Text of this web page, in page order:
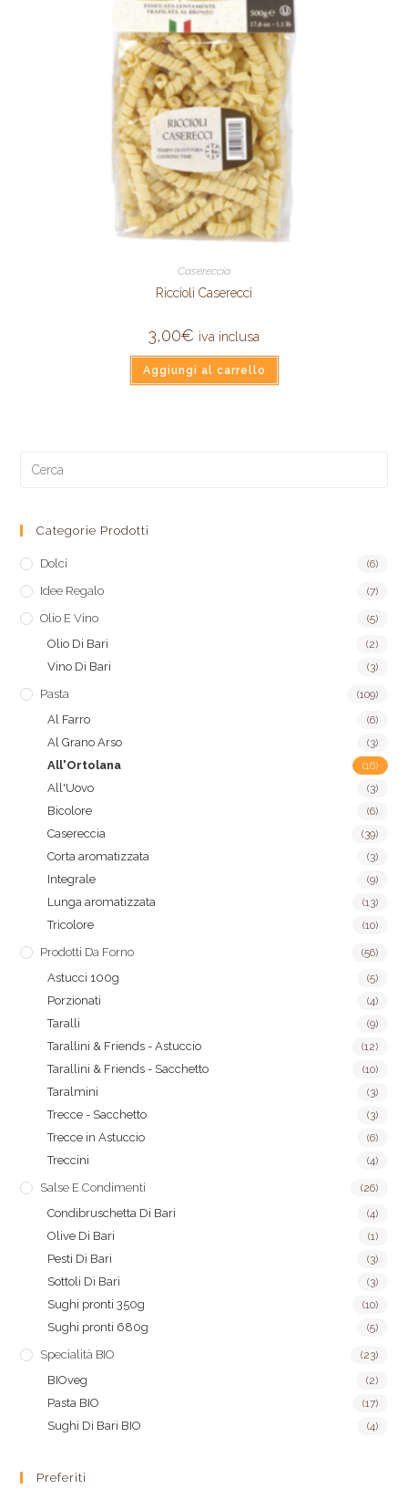
Casereccia
Riccioli Caserecci
3,00€ iva inclusa
Aggiungi al carrello
Categorie Prodotti
Dolci (6)
Idee Regalo (7)
Olio E Vino (5)
Olio Di Bari (2)
Vino Di Bari (3)
Pasta (109)
Al Farro (6)
Al Grano Arso (3)
All'Ortolana (16)
All'Uovo (3)
Bicolore (6)
Casereccia (39)
Corta aromatizzata (3)
Integrale (9)
Lunga aromatizzata (13)
Tricolore (10)
Prodotti Da Forno (56)
Astucci 100g (5)
Porzionati (4)
Taralli (9)
Tarallini & Friends - Astuccio (12)
Tarallini & Friends - Sacchetto (10)
Taralmini (3)
Trecce - Sacchetto (3)
Trecce in Astuccio (6)
Treccini (4)
Salse E Condimenti (26)
Condibruschetta Di Bari (4)
Olive Di Bari (1)
Pesti Di Bari (3)
Sottoli Di Bari (3)
Sughi pronti 350g (10)
Sughi pronti 680g (5)
Specialità BIO (23)
BIOveg (2)
Pasta BIO (17)
Sughi Di Bari BIO (4)
Preferiti